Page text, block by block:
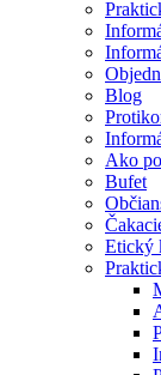
Blog
Ako
Bufet
Etický